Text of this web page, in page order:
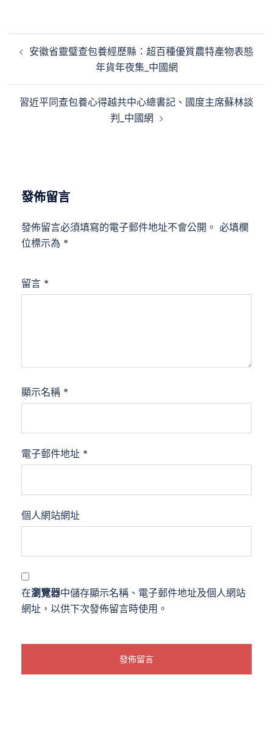
章 安徽省靈璧查包養經歷縣：超百種優質農特產物表態
年貨年夜集_中國網
習近平同查包養心得越共中心總書記、國度主席蘇林談
判_中國網
發佈留言
發佈留言必須填寫的電子郵件地址不會公開。 必填欄
位標示為 *
留言 *
顯示名稱 *
電子郵件地址 *
個人網站網址
在瀏覽器中儲存顯示名稱、電子郵件地址及個人網站
網址，以供下次發佈留言時使用。